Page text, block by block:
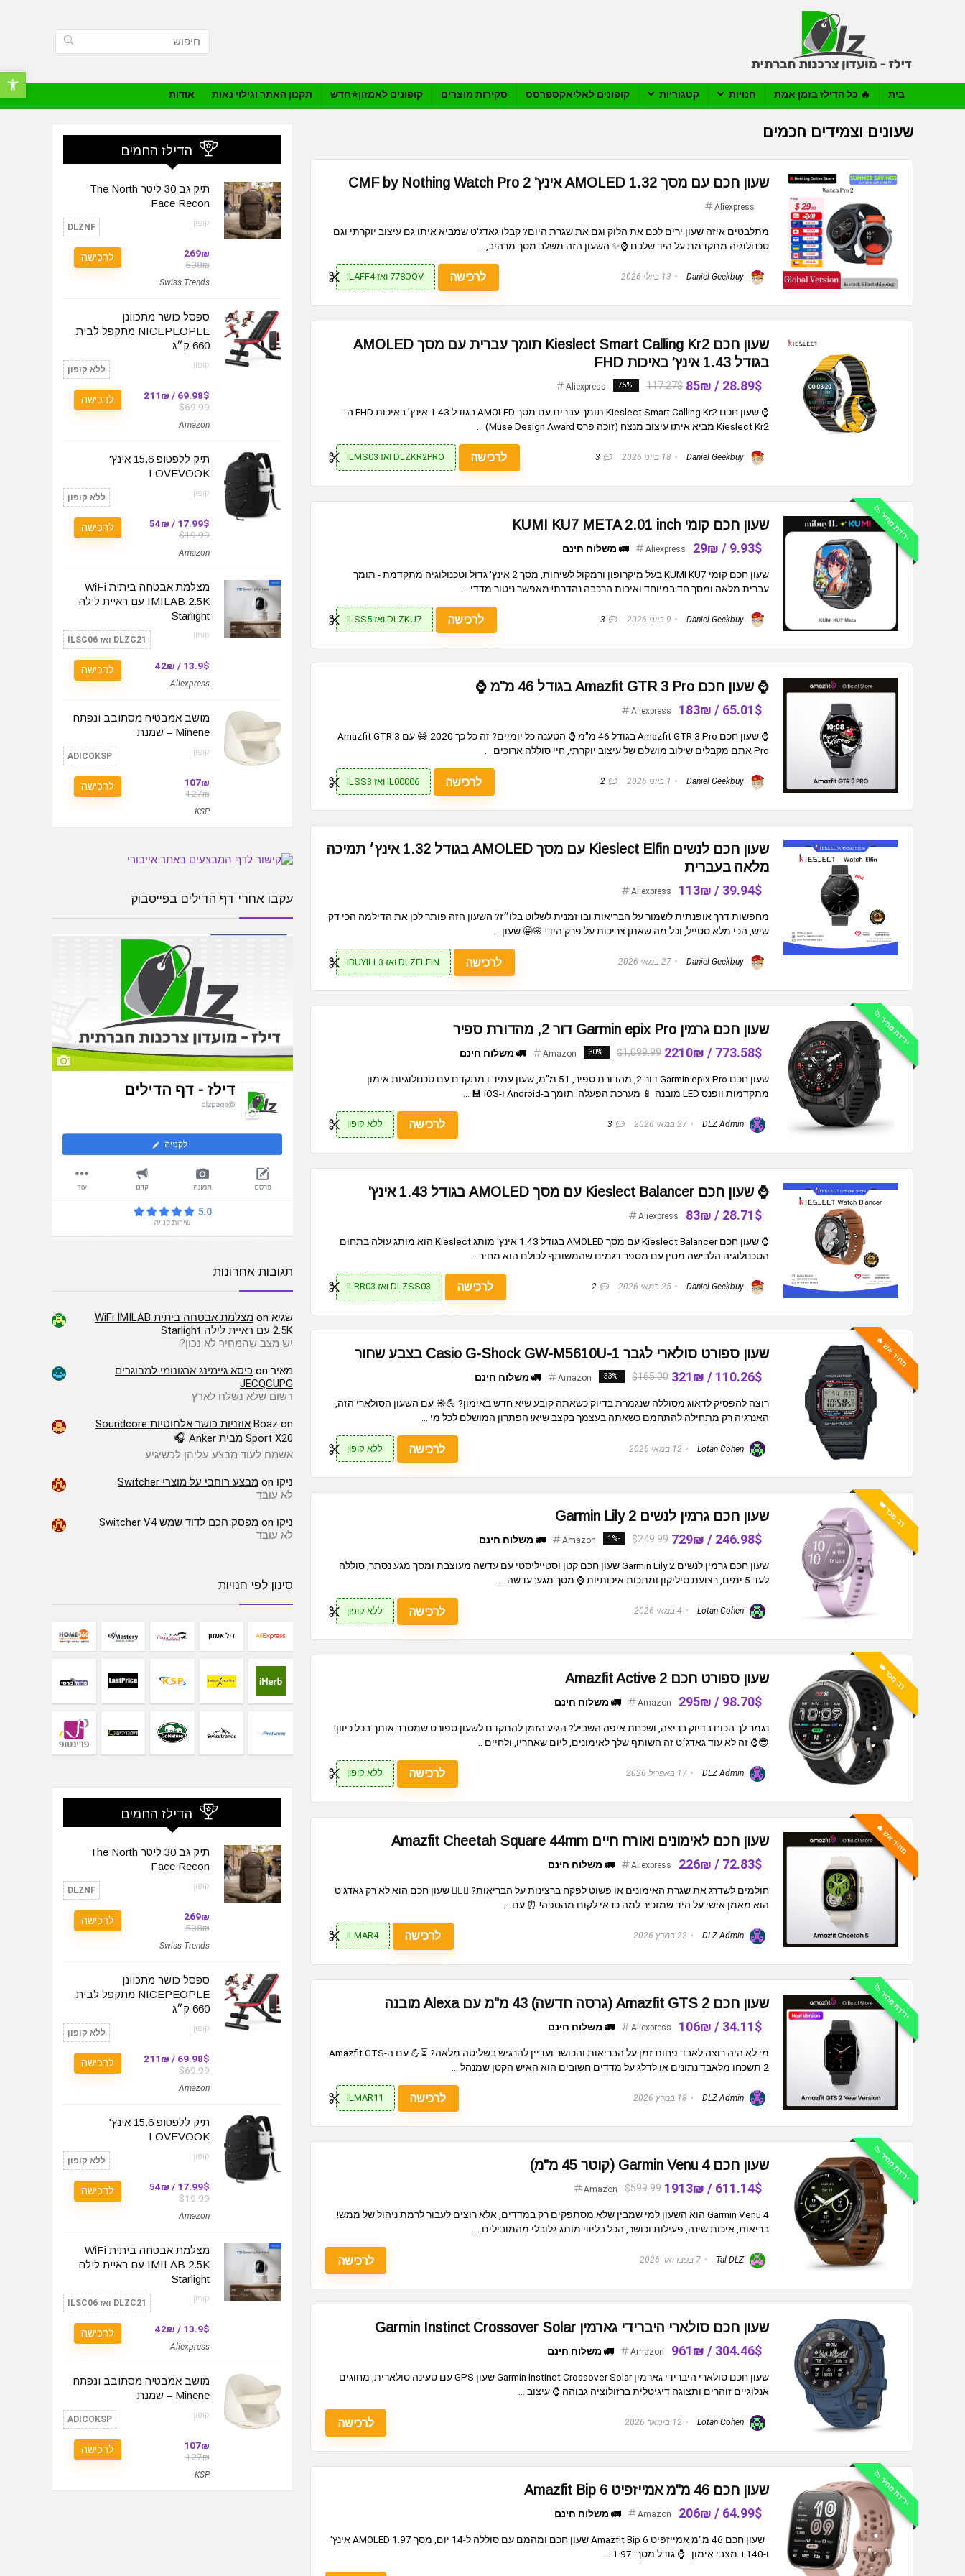
פתח
בית 🔥 כל הדילז בזמן אמת חנויות קטגוריות קופונים לאליאקספרסס סקירות מוצרים קופונים לאמזון⭐️חדש תקנון האתר וגילוי נאות אודות
שעונים וצמידים חכמים
שעון חכם עם מסך AMOLED 1.32 אינץ' CMF by Nothing Watch Pro 2
Aliexpress
מתלבטים איזה שעון ירים לכם את הלוק וגם את שגרת היום? קבלו גאדג'ט שמביא איתו גם עיצוב יוקרתי וגם
טכנולוגיה מתקדמת על היד שלכם ⌚✨ השעון הזה משלב מסך מרהיב, ...
13 ביולי 2026 לרכישה 778OOV ואז ILAFF4
שעון חכם Kieslect Smart Calling Kr2 תומך עברית עם מסך AMOLED
בגודל 1.43 אינץ’ באיכות FHD
28.89$ / 85₪
117.27$
-75%
Aliexpress
⌚ שעון חכם Kieslect Smart Calling Kr2 תומך עברית עם מסך AMOLED בגודל 1.43 אינץ’ באיכות FHD ה-
Kieslect Kr2 מביא איתו עיצוב מנצח (זוכה פרס Muse Design Award) ...
18 ביוני 2026 3 לרכישה DLZKR2PRO ואז ILMS03
ירידת מחיר 📉 שעון חכם קומי KUMI KU7 META 2.01 inch
9.93$ / 29₪
Aliexpress 🚛 משלוח חינם
שעון חכם קומי KUMI KU7 בעל מיקרופון ורמקול לשיחות, מסך 2 אינץ' גדול וטכנולוגיה מתקדמת - תומך
עברית מלאה ומסך חד במיוחד ואיכות הרכבה נהדרת! מאפשר ניטור מדדי ...
9 ביוני 2026 3 לרכישה DLZKU7 ואז ILSS5
⌚ שעון חכם Amazfit GTR 3 Pro בגודל 46 מ"מ ⌚
65.01$ / 183₪
Aliexpress
⌚ שעון חכם Amazfit GTR 3 Pro בגודל 46 מ"מ ⌚ הטענה כל יומיים? זה כל כך 2020 😅 עם Amazfit GTR 3
Pro אתם מקבלים שילוב מושלם של עיצוב יוקרתי, חיי סוללה ארוכים ...
1 ביוני 2026 2 לרכישה IL00006 ואז ILSS3
שעון חכם לנשים Kieslect Elfin עם מסך AMOLED בגודל 1.32 אינץ׳ תמיכה
מלאה בעברית
39.94$ / 113₪
Aliexpress
מחפשות דרך אופנתית לשמור על הבריאות ובו זמנית לשלוט בלו״ז? השעון הזה פותר לכן את הדילמה הכי דק
שיש, הכי מלא סטייל, וכל מה שאתן צריכות על פרק היד! 🌸🤩 שעון ...
27 במאי 2026 לרכישה DLZELFIN ואז IBUYILL3
ירידת מחיר 📉 שעון חכם גרמין Garmin epix Pro דור 2, מהדורת ספיר
773.58$ / 2210₪
$1,099.99
-30%
Amazon 🚛 משלוח חינם
שעון חכם Garmin epix Pro דור 2, מהדורת ספיר, 51 מ"מ, שעון עמיד ו מתקדם עם טכנולוגיות אימון
מתקדמות וופנס LED מובנה 📱 מערכת הפעלה: תומך ב-Android ו-iOS 💾 ...
27 במאי 2026 3 לרכישה ללא קופון
⌚️ שעון חכם Kieslect Balancer עם מסך AMOLED בגודל 1.43 אינץ'
28.71$ / 83₪
Aliexpress
⌚️ שעון חכם Kieslect Balancer עם מסך AMOLED בגודל 1.43 אינץ' מותג Kieslect הוא מותג עולה בתחום
הטכנולוגיה הלבישה מסין עם מספר דגמים שהמשותף לכולם הוא מחיר ...
25 במאי 2026 2 לרכישה DLZSS03 ואז ILRR03
מחיר אש 🔥 שעון ספורט סולארי לגבר Casio G-Shock GW-M5610U-1 בצבע שחור
110.26$ / 321₪
$165.00
-33%
Amazon 🚛 משלוח חינם
רוצה להפסיק לדאוג מסוללה שנגמרת בדיוק כשאתה קובע שיא חדש באימון? 💪☀️ עם השעון הסולארי הזה,
האנרגיה רק מתחילה להתחמם כשאתה בעצמך בקצב שיא! הפתרון המושלם לכל מי ...
12 במאי 2026 לרכישה ללא קופון
רב מכר 👑 שעון חכם גרמין לנשים Garmin Lily 2
246.98$ / 729₪
$249.99
-1%
Amazon 🚛 משלוח חינם
שעון חכם גרמין לנשים Garmin Lily 2 שעון חכם קטן וסטייליסטי עם עדשה מעוצבת ומסך מגע נסתר, סוללה
לעד 5 ימים, רצועת סיליקון ומתכות איכותיות ⌚ מסך מגע: עדשה ...
4 במאי 2026 לרכישה ללא קופון
רב מכר 👑 שעון ספורט חכם Amazfit Active 2
98.70$ / 295₪
Amazon 🚛 משלוח חינם
נגמר לך הכוח בדיוק בריצה, ושכחת איפה השביל? הגיע הזמן להתקדם לשעון ספורט שמסדר אותך בכל כיוון!
😎⌚️ זה לא עוד גאדג׳ט זה השותף שלך לאימונים, ליום שאחריו, ולחיים ...
17 באפריל 2026 לרכישה ללא קופון
מחיר אש 🔥 שעון חכם לאימונים ואורח חיים Amazfit Cheetah Square 44mm
72.83$ / 226₪
Aliexpress 🚛 משלוח חינם
חולמים לשדרג את שגרת האימונים או פשוט לפקח ברצינות על הבריאות? 🏃‍♂️✨ שעון חכם הוא לא רק גאדג'ט
הוא מאמן אישי על היד שמזכיר למה כדאי לקום מהספה! ⏰ עם ...
22 במרץ 2026 לרכישה ILMAR4
ירידת מחיר 📉 שעון חכם Amazfit GTS 2 (גרסה חדשה) 43 מ"מ עם Alexa מובנה
34.11$ / 106₪
Aliexpress 🚛 משלוח חינם
מי לא היה רוצה לאבד פחות זמן על הבריאות והכושר ועדיין להרגיש בשליטה מלאה? ⏳💪 עם ה-Amazfit GTS
2 תשכחו מלאבד נתונים או לדלג על מדדים חשובים הוא האיש הקטן שמנהל ...
18 במרץ 2026 לרכישה ILMAR11
ירידת מחיר 📉 שעון חכם Garmin Venu 4 (קוטר 45 מ"מ)
611.14$ / 1913₪
$599.99
Amazon
Garmin Venu 4 הוא השעון למי שמבין שלא מסתפקים רק במדדים, אלא רוצים לעבור לרמת ניהול של ממש!
בריאות, איכות שינה, פעילות וכושר, הכל בליווי מותג גלובלי מהמובילים ...
Tal DLZ 7 בפברואר 2026 לרכישה
שעון חכם סולארי היברידי גארמין Garmin Instinct Crossover Solar
304.46$ / 961₪
Amazon 🚛 משלוח חינם
שעון חכם סולארי היברידי גארמין Garmin Instinct Crossover Solar שעון GPS עם טעינה סולארית, מחוגים
אנלוגיים זוהרים ותצוגה דיגיטלית ברזולוציה גבוהה ⌚ עיצוב ...
12 בינואר 2026 לרכישה
ירידת מחיר 📉 שעון חכם 46 מ"מ אמייזפיט Amazfit Bip 6
64.99$ / 206₪
Amazon 🚛 משלוח חינם
שעון חכם 46 מ"מ אמייזפיט Amazfit Bip 6 שעון חכם ומהמם עם סוללה ל-14 יום, מסך AMOLED 1.97 אינץ'
ו-140+ מצבי אימון ⌚ גודל מסך: 1.97 ...
הדילז החמים
תיק גב 30 ליטר The North
Face Recon
קופון: DLZNF
269₪
538₪
Swiss Trends
לרכישה
ספסל כושר מתכוונן
NICEPEOPLE מתקפל לבית,
660 ק״ג
קופון: ללא קופון
69.98$ / 211₪
$69.99
Amazon
לרכישה
תיק ללפטופ 15.6 אינץ'
LOVEVOOK
קופון: ללא קופון
17.99$ / 54₪
$19.99
Amazon
לרכישה
מצלמת אבטחה ביתית WiFi
IMILAB 2.5K עם ראיית לילה
Starlight
קופון: DLZC21 ואז ILSC06
13.9$ / 42₪
Aliexpress
לרכישה
מושב אמבטיה מסתובב ונפתח
Minene – שמנת
קופון: ADICOKSP
107₪
127₪
KSP
לרכישה
עקבו אחרי דף הדילים בפייסבוק
תגובות אחרונות
שגיא on
מצלמת אבטחה ביתית WiFi IMILAB
2.5K עם ראיית לילה Starlight
יש מצב שהמחיר לא נכון?
מאיר on כיסא גיימינג ארגונומי למבוגרים
JECQCUPG
רשום שלא נשלח לארץ
Boaz on
אוזניות כושר אלחוטיות Soundcore
Sport X20 מבית Anker 🎧
אשמח לעוד מבצע עליהן לכשיגיע
ניקו on מבצע רוחבי על מוצרי Switcher
לא עובד
ניקו on מפסק חכם לדוד שמש Switcher V4
לא עובד
סינון לפי חנויות
הדילז החמים
תיק גב 30 ליטר The North
Face Recon
קופון: DLZNF
269₪
538₪
Swiss Trends
לרכישה
ספסל כושר מתכוונן
NICEPEOPLE מתקפל לבית,
660 ק״ג
קופון: ללא קופון
69.98$ / 211₪
$69.99
Amazon
לרכישה
תיק ללפטופ 15.6 אינץ'
LOVEVOOK
קופון: ללא קופון
17.99$ / 54₪
$19.99
Amazon
לרכישה
מצלמת אבטחה ביתית WiFi
IMILAB 2.5K עם ראיית לילה
Starlight
קופון: DLZC21 ואז ILSC06
13.9$ / 42₪
Aliexpress
לרכישה
מושב אמבטיה מסתובב ונפתח
Minene – שמנת
קופון: ADICOKSP
107₪
127₪
KSP
לרכישה